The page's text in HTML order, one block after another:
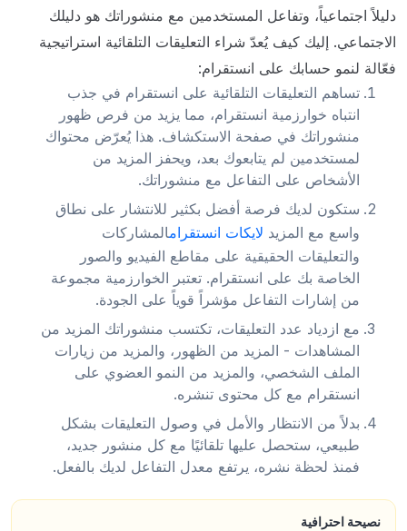
دليلاً اجتماعياً، وتفاعل المستخدمين مع منشوراتك هو دليلك
الاجتماعي. إليك كيف يُعدّ شراء التعليقات التلقائية استراتيجية
فعّالة لنمو حسابك على انستقرام:
تساهم التعليقات التلقائية على انستقرام في جذب
انتباه خوارزمية انستقرام، مما يزيد من فرص ظهور
منشوراتك في صفحة الاستكشاف. هذا يُعرّض محتواك
لمستخدمين لم يتابعوك بعد، ويحفز المزيد من
الأشخاص على التفاعل مع منشوراتك.
ستكون لديك فرصة أفضل بكثير للانتشار على نطاق
واسع مع المزيد لايكات انستقرامالمشاركات
والتعليقات الحقيقية على مقاطع الفيديو والصور
الخاصة بك على انستقرام. تعتبر الخوارزمية مجموعة
من إشارات التفاعل مؤشراً قوياً على الجودة.
مع ازدياد عدد التعليقات، تكتسب منشوراتك المزيد من
المشاهدات - المزيد من الظهور، والمزيد من زيارات
الملف الشخصي، والمزيد من النمو العضوي على
انستقرام مع كل محتوى تنشره.
بدلاً من الانتظار والأمل في وصول التعليقات بشكل
طبيعي، ستحصل عليها تلقائيًا مع كل منشور جديد،
فمنذ لحظة نشره، يرتفع معدل التفاعل لديك بالفعل.
نصيحة احترافية